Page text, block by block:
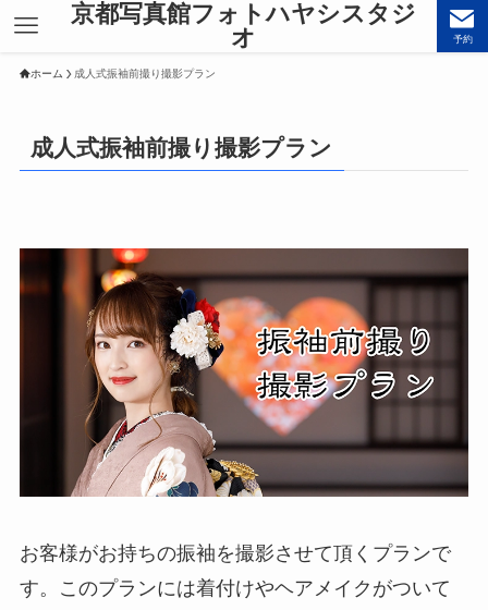
京都写真館フォトハヤシスタジ
オ
予約
ホーム 成人式振袖前撮り撮影プラン
成人式振袖前撮り撮影プラン
お客様がお持ちの振袖を撮影させて頂くプランで
す。このプランには着付けやヘアメイクがついて